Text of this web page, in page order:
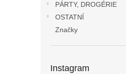
PÁRTY, DROGÉRIE
OSTATNÍ
Značky
Instagram